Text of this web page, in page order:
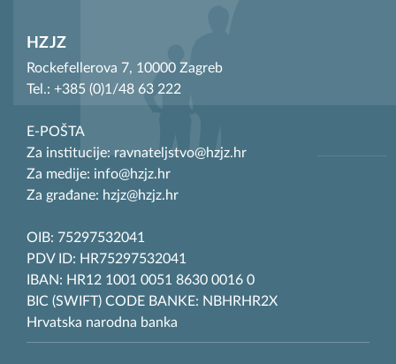
HZJZ
Rockefellerova 7, 10000 Zagreb
Tel.: +385 (0)1/48 63 222
E-POŠTA
Za institucije: ravnateljstvo@hzjz.hr
Za medije: info@hzjz.hr
Za građane: hzjz@hzjz.hr
OIB: 75297532041
PDV ID: HR75297532041
IBAN: HR12 1001 0051 8630 0016 0
BIC (SWIFT) CODE BANKE: NBHRHR2X
Hrvatska narodna banka